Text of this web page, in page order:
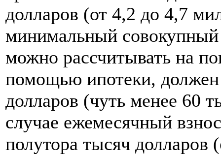
долларов (от 4,2 до 4,7
минимальный
можно рассчитывать на
помощью ипотеки, должен
долларов (чуть менее 60
случае ежемесячный
полутора тысяч долларов